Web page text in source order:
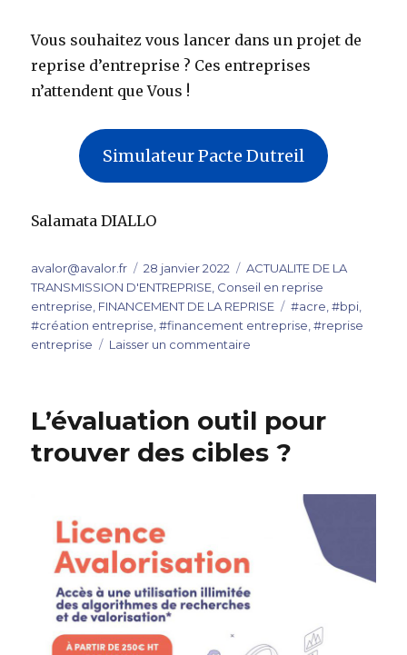
Vous souhaitez vous lancer dans un projet de
reprise d’entreprise ? Ces entreprises
n’attendent que Vous !
Simulateur Pacte Dutreil
Salamata DIALLO
Auteur
avalor@avalor.fr
Publié
le
28 janvier 2022 Catégories
ACTUALITE DE LA
TRANSMISSION D'ENTREPRISE Conseil en reprise
entreprise FINANCEMENT DE LA REPRISE Étiquettes
#acre ,#bpi
#création entreprise ,#financement entreprise ,#reprise
entreprise
Laisser un commentaire
financement,
reprise
d’entreprise
L’évaluation outil pour
trouver des cibles ?